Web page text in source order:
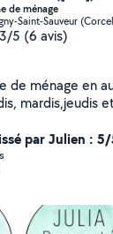
de ménage
Saint-Sauveur
5 (6 avis)
et
par Julien :